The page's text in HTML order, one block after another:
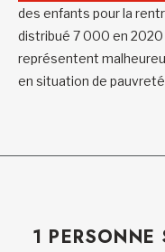
des enfants pour la
distribué 7 000 en
représentent
en situation de
1 PERSONNE